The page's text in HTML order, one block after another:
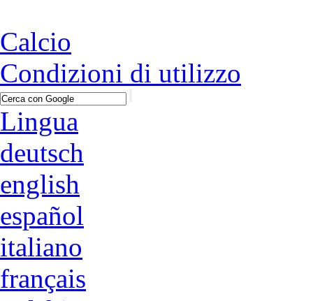
Calcio
Condizioni di utilizzo